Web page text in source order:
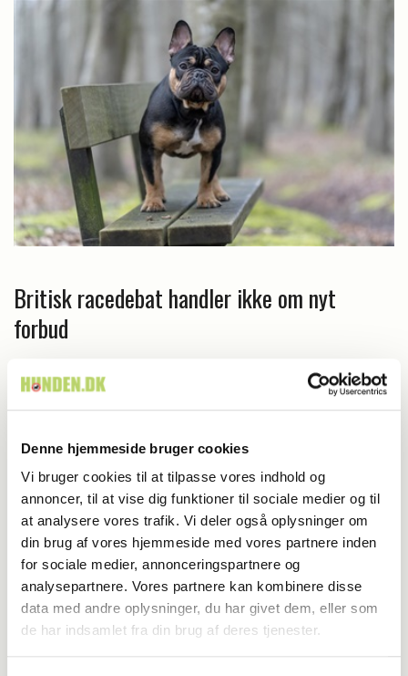
Denne hjemmeside bruger cookies
Vi bruger cookies til at tilpasse vores indhold og
annoncer, til at vise dig funktioner til sociale medier og til
at analysere vores trafik. Vi deler også oplysninger om
din brug af vores hjemmeside med vores partnere inden
for sociale medier, annonceringspartnere og
analysepartnere. Vores partnere kan kombinere disse
data med andre oplysninger, du har givet dem, eller som
de har indsamlet fra din brug af deres tjenester.
Britisk racedebat handler ikke om nyt
forbud
Adfærd